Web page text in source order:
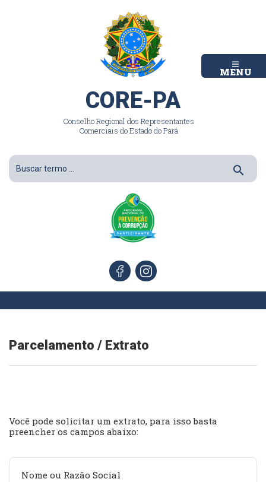
MENU
CORE-PA
Conselho Regional dos Representantes
Comerciais do Estado do Pará
search
Parcelamento / Extrato
Você pode solicitar um extrato, para isso basta
preencher os campos abaixo:
Nome ou Razão Social